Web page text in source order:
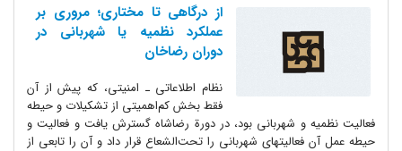
از درگاهی تا مختاری؛ مروری بر
عملکرد نظمیه یا شهربانی در
دوران رضاخان
نظام اطلاعاتی ـ امنیتی، که پیش از آن
فقط بخش کم‌اهمیتی از تشکیلات و حیطه
و شهربانی بود، در دورة رضاشاه گسترش یافت و فعالیت و
شهربانی را تحت‌الشعاع قرار داد و آن را تابعی از